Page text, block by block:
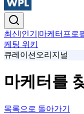
최신|인기 |마케터프로
케팅 위키
큐레이션 오리지널
마케터를
목록으로 돌아가기